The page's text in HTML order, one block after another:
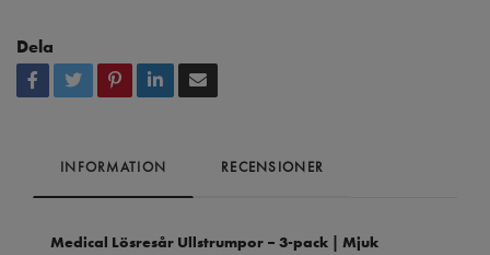
Dela
INFORMATION RECENSIONER
Medical Lösresår Ullstrumpor – 3-pack | Mjuk